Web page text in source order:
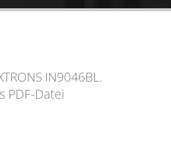
IN9046BL.
PDF-Datei